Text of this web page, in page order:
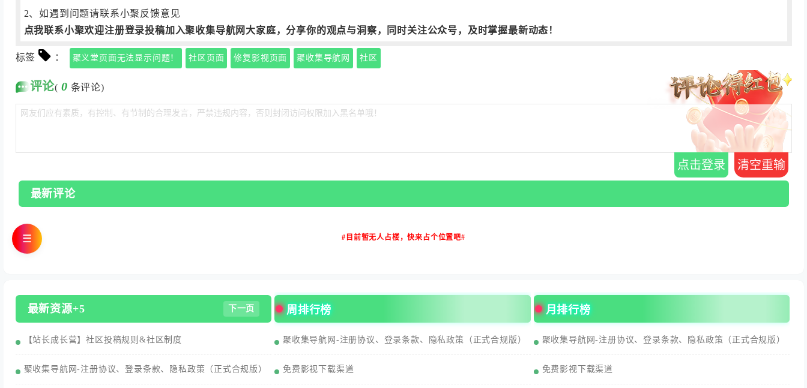
2、如遇到问题请联系小聚反馈意见
点我联系小聚欢迎注册登录投稿加入聚收集导航网大家庭，分享你的观点与洞察，同时关注公众号，及时掌握最新动态！
标签 ： 聚义堂页面无法显示问题！ 社区页面 修复影视页面 聚收集导航网 社区
评论( 0 条评论)
点击登录 清空重输
最新评论
#目前暂无人占楼，快来占个位置吧#
最新资源+5 下一页
【站长成长营】社区投稿规则&社区制度
聚收集导航网-注册协议、登录条款、隐私政策（正式合规版）
周排行榜
聚收集导航网-注册协议、登录条款、隐私政策（正式合规版）
免费影视下载渠道
月排行榜
聚收集导航网-注册协议、登录条款、隐私政策（正式合规版）
免费影视下载渠道
☰